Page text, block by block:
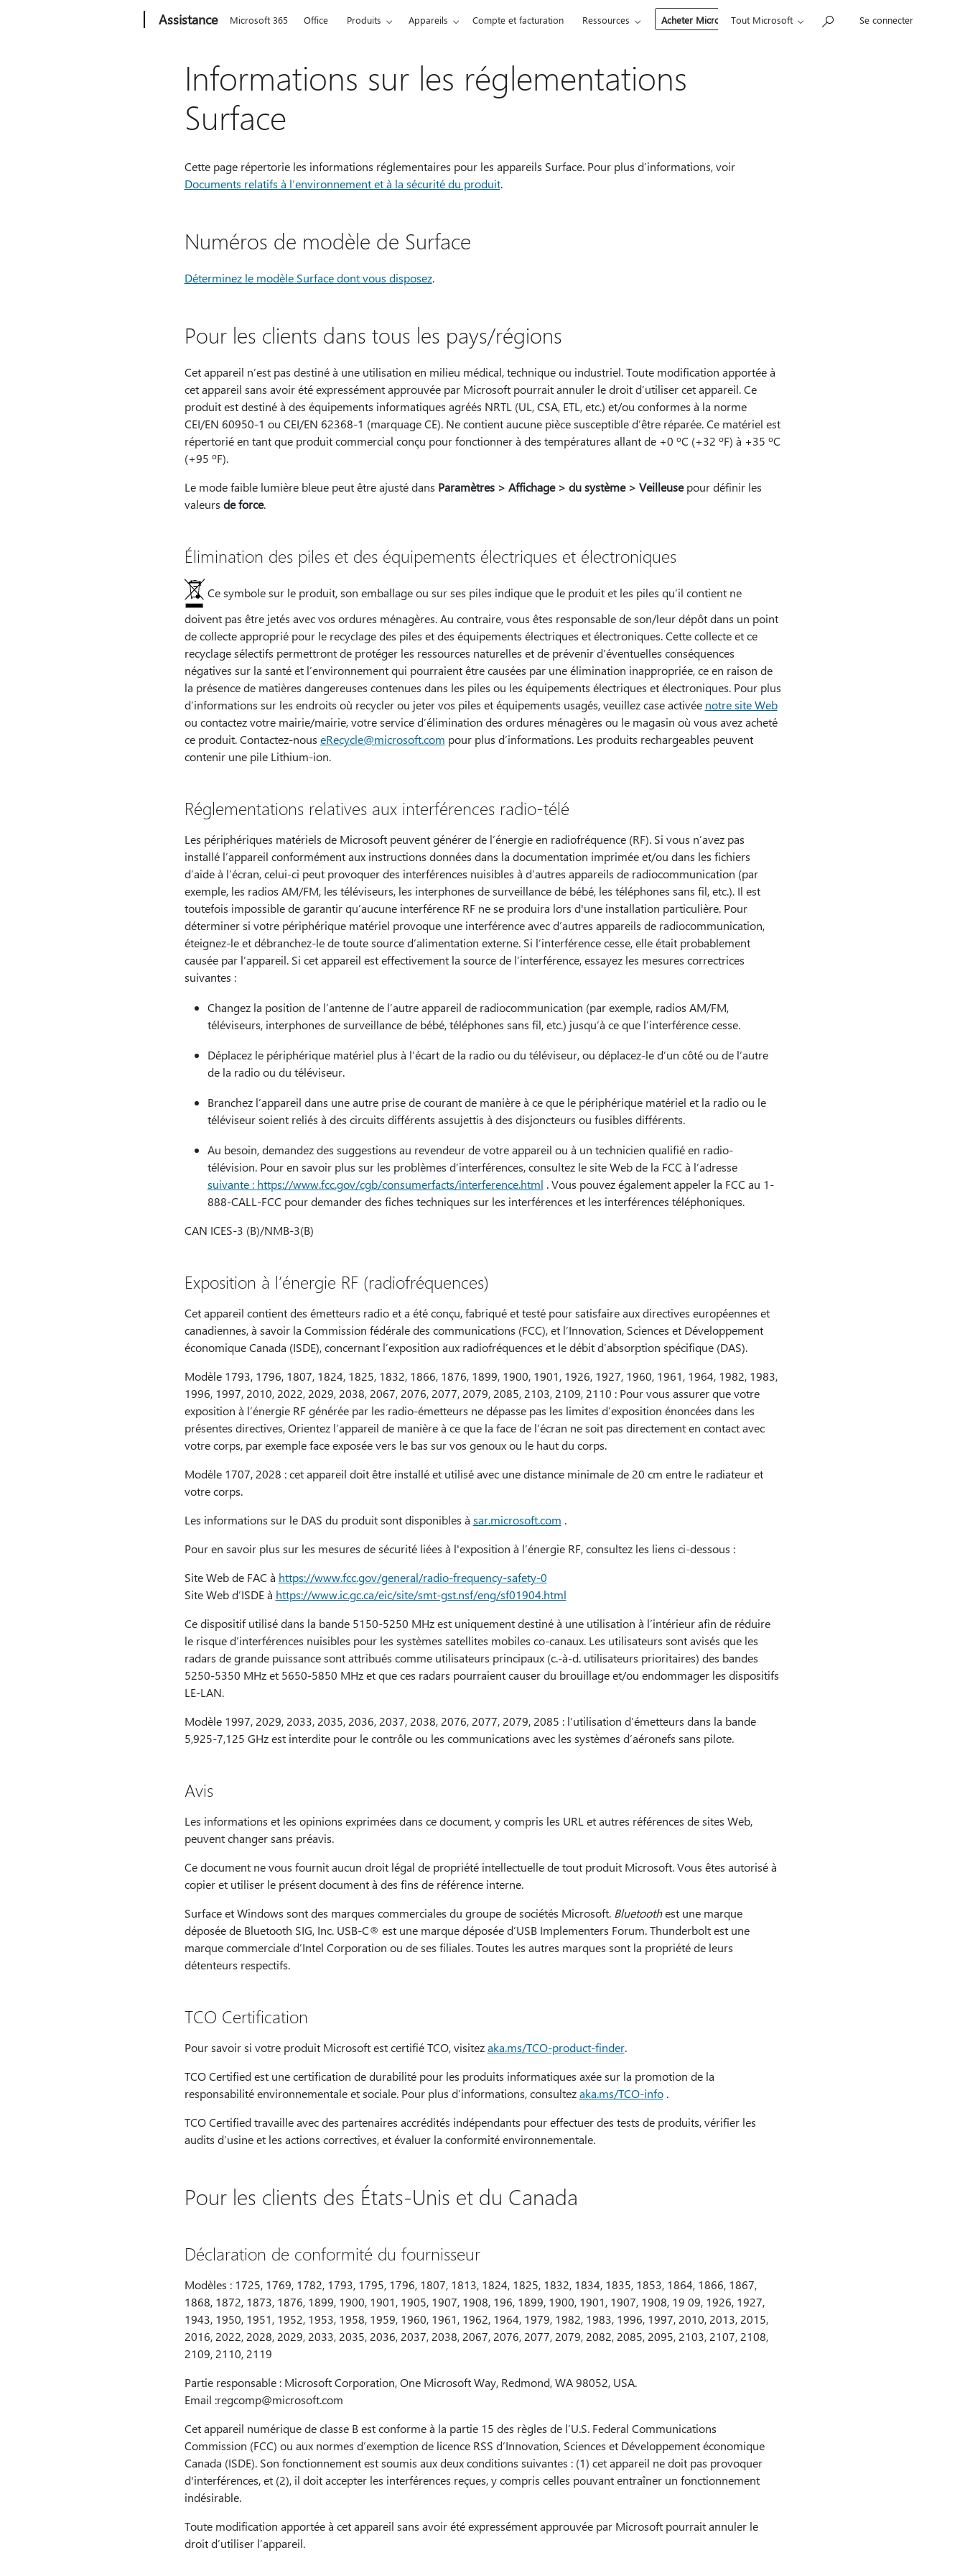
Assistance Microsoft 365 Office Produits Appareils Compte et facturation Ressources Acheter Microsoft 365Tout Microsoft Se connecter
Informations sur les réglementations
Surface
Cette page répertorie les informations réglementaires pour les appareils Surface. Pour plus d’informations, voir
Documents relatifs à l’environnement et à la sécurité du produit.
Numéros de modèle de Surface
Déterminez le modèle Surface dont vous disposez.
Pour les clients dans tous les pays/régions
Cet appareil n’est pas destiné à une utilisation en milieu médical, technique ou industriel. Toute modification apportée à
cet appareil sans avoir été expressément approuvée par Microsoft pourrait annuler le droit d’utiliser cet appareil. Ce
produit est destiné à des équipements informatiques agréés NRTL (UL, CSA, ETL, etc.) et/ou conformes à la norme
CEI/EN 60950-1 ou CEI/EN 62368-1 (marquage CE). Ne contient aucune pièce susceptible d’être réparée. Ce matériel est
répertorié en tant que produit commercial conçu pour fonctionner à des températures allant de +0 ºC (+32 ºF) à +35 ºC
(+95 ºF).
Le mode faible lumière bleue peut être ajusté dans Paramètres > Affichage > du système > Veilleusepour définir les
valeurs de force.
Élimination des piles et des équipements électriques et électroniques
Ce symbole sur le produit, son emballage ou sur ses piles indique que le produit et les piles qu’il contient ne
doivent pas être jetés avec vos ordures ménagères. Au contraire, vous êtes responsable de son/leur dépôt dans un point
de collecte approprié pour le recyclage des piles et des équipements électriques et électroniques. Cette collecte et ce
recyclage sélectifs permettront de protéger les ressources naturelles et de prévenir d’éventuelles conséquences
négatives sur la santé et l’environnement qui pourraient être causées par une élimination inappropriée, ce en raison de
la présence de matières dangereuses contenues dans les piles ou les équipements électriques et électroniques. Pour plus
d’informations sur les endroits où recycler ou jeter vos piles et équipements usagés, veuillez case activée notre site Web
ou contactez votre mairie/mairie, votre service d’élimination des ordures ménagères ou le magasin où vous avez acheté
ce produit. Contactez-nous eRecycle@microsoft.com pour plus d’informations. Les produits rechargeables peuvent
contenir une pile Lithium-ion.
Réglementations relatives aux interférences radio-télé
Les périphériques matériels de Microsoft peuvent générer de l’énergie en radiofréquence (RF). Si vous n’avez pas
installé l’appareil conformément aux instructions données dans la documentation imprimée et/ou dans les fichiers
d’aide à l’écran, celui-ci peut provoquer des interférences nuisibles à d’autres appareils de radiocommunication (par
exemple, les radios AM/FM, les téléviseurs, les interphones de surveillance de bébé, les téléphones sans fil, etc.). Il est
toutefois impossible de garantir qu’aucune interférence RF ne se produira lors d'une installation particulière. Pour
déterminer si votre périphérique matériel provoque une interférence avec d’autres appareils de radiocommunication,
éteignez-le et débranchez-le de toute source d’alimentation externe. Si l’interférence cesse, elle était probablement
causée par l’appareil. Si cet appareil est effectivement la source de l’interférence, essayez les mesures correctrices
suivantes :
Changez la position de l’antenne de l’autre appareil de radiocommunication (par exemple, radios AM/FM,
téléviseurs, interphones de surveillance de bébé, téléphones sans fil, etc.) jusqu’à ce que l’interférence cesse.
Déplacez le périphérique matériel plus à l’écart de la radio ou du téléviseur, ou déplacez-le d’un côté ou de l’autre
de la radio ou du téléviseur.
Branchez l’appareil dans une autre prise de courant de manière à ce que le périphérique matériel et la radio ou le
téléviseur soient reliés à des circuits différents assujettis à des disjoncteurs ou fusibles différents.
Au besoin, demandez des suggestions au revendeur de votre appareil ou à un technicien qualifié en radio-
télévision. Pour en savoir plus sur les problèmes d’interférences, consultez le site Web de la FCC à l’adresse
suivante : https://www.fcc.gov/cgb/consumerfacts/interference.html . Vous pouvez également appeler la FCC au 1-
888-CALL-FCC pour demander des fiches techniques sur les interférences et les interférences téléphoniques.
CAN ICES-3 (B)/NMB-3(B)
Exposition à l’énergie RF (radiofréquences)
Cet appareil contient des émetteurs radio et a été conçu, fabriqué et testé pour satisfaire aux directives européennes et
canadiennes, à savoir la Commission fédérale des communications (FCC), et l’Innovation, Sciences et Développement
économique Canada (ISDE), concernant l’exposition aux radiofréquences et le débit d’absorption spécifique (DAS).
Modèle 1793, 1796, 1807, 1824, 1825, 1832, 1866, 1876, 1899, 1900, 1901, 1926, 1927, 1960, 1961, 1964, 1982, 1983,
1996, 1997, 2010, 2022, 2029, 2038, 2067, 2076, 2077, 2079, 2085, 2103, 2109, 2110 : Pour vous assurer que votre
exposition à l’énergie RF générée par les radio-émetteurs ne dépasse pas les limites d’exposition énoncées dans les
présentes directives, Orientez l’appareil de manière à ce que la face de l’écran ne soit pas directement en contact avec
votre corps, par exemple face exposée vers le bas sur vos genoux ou le haut du corps.
Modèle 1707, 2028 : cet appareil doit être installé et utilisé avec une distance minimale de 20 cm entre le radiateur et
votre corps.
Les informations sur le DAS du produit sont disponibles à sar.microsoft.com .
Pour en savoir plus sur les mesures de sécurité liées à l'exposition à l’énergie RF, consultez les liens ci-dessous :
Site Web de FAC à https://www.fcc.gov/general/radio-frequency-safety-0
Site Web d’ISDE à https://www.ic.gc.ca/eic/site/smt-gst.nsf/eng/sf01904.html
Ce dispositif utilisé dans la bande 5150-5250 MHz est uniquement destiné à une utilisation à l’intérieur afin de réduire
le risque d’interférences nuisibles pour les systèmes satellites mobiles co-canaux. Les utilisateurs sont avisés que les
radars de grande puissance sont attribués comme utilisateurs principaux (c.-à-d. utilisateurs prioritaires) des bandes
5250-5350 MHz et 5650-5850 MHz et que ces radars pourraient causer du brouillage et/ou endommager les dispositifs
LE-LAN.
Modèle 1997, 2029, 2033, 2035, 2036, 2037, 2038, 2076, 2077, 2079, 2085 : l’utilisation d’émetteurs dans la bande
5,925-7,125 GHz est interdite pour le contrôle ou les communications avec les systèmes d’aéronefs sans pilote.
Avis
Les informations et les opinions exprimées dans ce document, y compris les URL et autres références de sites Web,
peuvent changer sans préavis.
Ce document ne vous fournit aucun droit légal de propriété intellectuelle de tout produit Microsoft. Vous êtes autorisé à
copier et utiliser le présent document à des fins de référence interne.
Surface et Windows sont des marques commerciales du groupe de sociétés Microsoft. Bluetoothest une marque
déposée de Bluetooth SIG, Inc. USB-C® est une marque déposée d’USB Implementers Forum. Thunderbolt est une
marque commerciale d’Intel Corporation ou de ses filiales. Toutes les autres marques sont la propriété de leurs
détenteurs respectifs.
TCO Certification
Pour savoir si votre produit Microsoft est certifié TCO, visitezaka.ms/TCO-product-finder.
TCO Certified est une certification de durabilité pour les produits informatiques axée sur la promotion de la
responsabilité environnementale et sociale. Pour plus d’informations, consultezaka.ms/TCO-info.
TCO Certified travaille avec des partenaires accrédités indépendants pour effectuer des tests de produits, vérifier les
audits d’usine et les actions correctives, et évaluer la conformité environnementale.
Pour les clients des États-Unis et du Canada
Déclaration de conformité du fournisseur
Modèles : 1725, 1769, 1782, 1793, 1795, 1796, 1807, 1813, 1824, 1825, 1832, 1834, 1835, 1853, 1864, 1866, 1867,
1868, 1872, 1873, 1876, 1899, 1900, 1901, 1905, 1907, 1908, 196, 1899, 1900, 1901, 1907, 1908, 19 09, 1926, 1927,
1943, 1950, 1951, 1952, 1953, 1958, 1959, 1960, 1961, 1962, 1964, 1979, 1982, 1983, 1996, 1997, 2010, 2013, 2015,
2016, 2022, 2028, 2029, 2033, 2035, 2036, 2037, 2038, 2067, 2076, 2077, 2079, 2082, 2085, 2095, 2103, 2107, 2108,
2109, 2110, 2119
Partie responsable : Microsoft Corporation, One Microsoft Way, Redmond, WA 98052, USA.
Email :regcomp@microsoft.com
Cet appareil numérique de classe B est conforme à la partie 15 des règles de l’U.S. Federal Communications
Commission (FCC) ou aux normes d’exemption de licence RSS d’Innovation, Sciences et Développement économique
Canada (ISDE). Son fonctionnement est soumis aux deux conditions suivantes : (1) cet appareil ne doit pas provoquer
d'interférences, et (2), il doit accepter les interférences reçues, y compris celles pouvant entraîner un fonctionnement
indésirable.
Toute modification apportée à cet appareil sans avoir été expressément approuvée par Microsoft pourrait annuler le
droit d’utiliser l’appareil.